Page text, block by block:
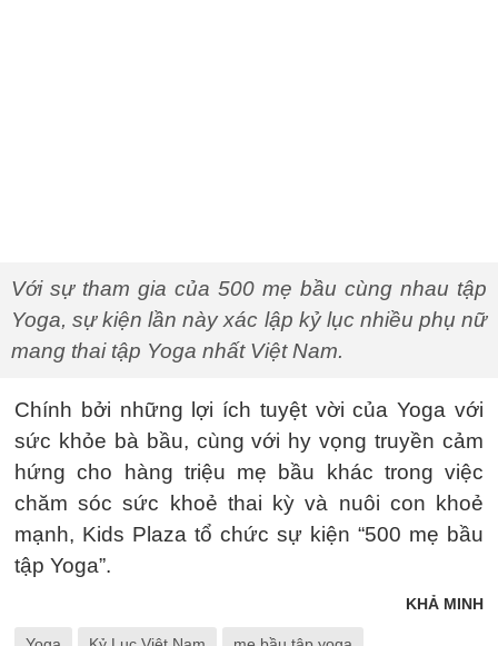
Với sự tham gia của 500 mẹ bầu cùng nhau tập
Yoga, sự kiện lần này xác lập kỷ lục nhiều phụ nữ
mang thai tập Yoga nhất Việt Nam.
Chính bởi những lợi ích tuyệt vời của Yoga với
sức khỏe bà bầu, cùng với hy vọng truyền cảm
hứng cho hàng triệu mẹ bầu khác trong việc
chăm sóc sức khoẻ thai kỳ và nuôi con khoẻ
mạnh, Kids Plaza tổ chức sự kiện “500 mẹ bầu
tập Yoga”.
KHẢ MINH